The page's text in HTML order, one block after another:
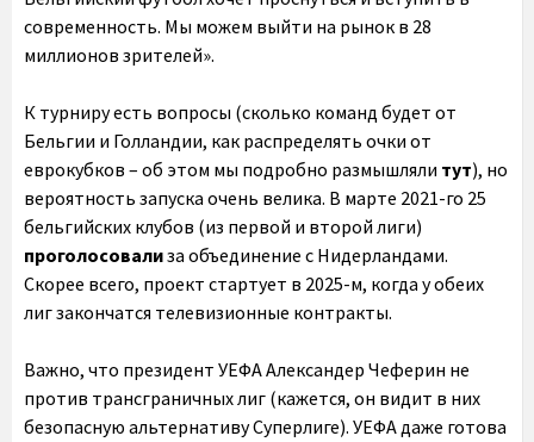
современность. Мы можем выйти на рынок в 28
миллионов зрителей».
К турниру есть вопросы (сколько команд будет от
Бельгии и Голландии, как распределять очки от
еврокубков – об этом мы подробно размышляли тут), но
вероятность запуска очень велика. В марте 2021-го 25
бельгийских клубов (из первой и второй лиги)
проголосовализа объединение с Нидерландами.
Скорее всего, проект стартует в 2025-м, когда у обеих
лиг закончатся телевизионные контракты.
Важно, что президент УЕФА Александер Чеферин не
против трансграничных лиг (кажется, он видит в них
безопасную альтернативу Суперлиге). УЕФА даже готова